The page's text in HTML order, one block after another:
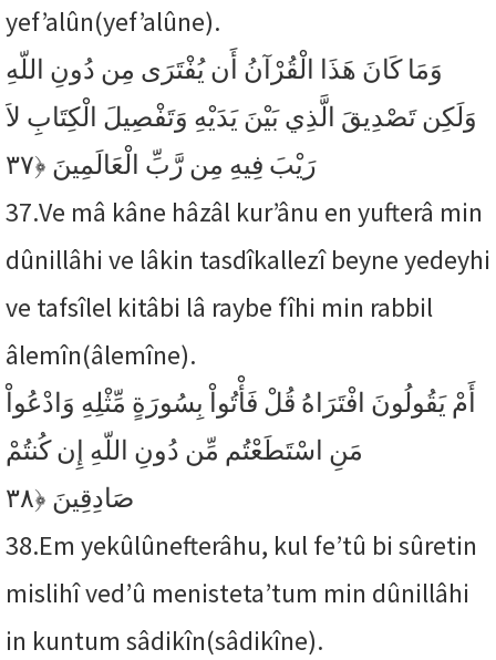
yef’alûn(yef’alûne).
وَمَا كَانَ هَذَا الْقُرْآنُ أَن يُفْتَرَى مِن دُونِ اللّهِ
وَلَكِن تَصْدِيقَ الَّذِي بَيْنَ يَدَيْهِ وَتَفْصِيلَ الْكِتَابِ لاَ
رَيْبَ فِيهِ مِن رَّبِّ الْعَالَمِينَ ﴿٣٧
37.Ve mâ kâne hâzâl kur’ânu en yufterâ min
dûnillâhi ve lâkin tasdîkallezî beyne yedeyhi
ve tafsîlel kitâbi lâ raybe fîhi min rabbil
âlemîn(âlemîne).
أَمْ يَقُولُونَ افْتَرَاهُ قُلْ فَأْتُواْ بِسُورَةٍ مِّثْلِهِ وَادْعُواْ
مَنِ اسْتَطَعْتُم مِّن دُونِ اللّهِ إِن كُنتُمْ
صَادِقِينَ ﴿٣٨
38.Em yekûlûnefterâhu, kul fe’tû bi sûretin
mislihî ved’û menisteta’tum min dûnillâhi
in kuntum sâdikîn(sâdikîne).